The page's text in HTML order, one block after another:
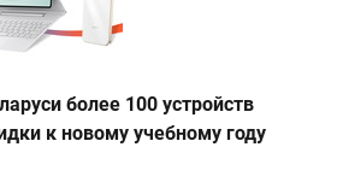
более 100 устройств
к новому учебному году